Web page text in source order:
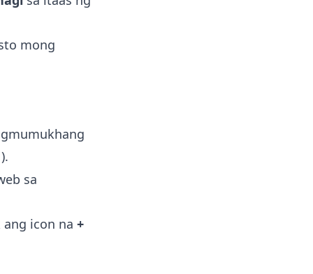
mong
).
sa
icon na +